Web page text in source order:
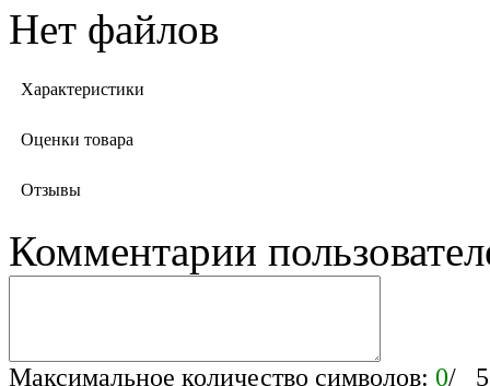
Нет файлов
Характеристики
Оценки товара
Отзывы
Комментарии
Максимальное количество символов: 0/